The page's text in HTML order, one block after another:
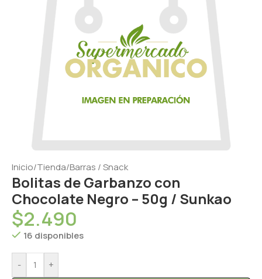
Inicio/Tienda/Barras / Snack
Bolitas de Garbanzo con
Chocolate Negro – 50g / Sunkao
$2.490
16 disponibles
- +